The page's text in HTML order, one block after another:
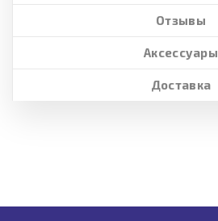
Отзывы
Аксессуары
Доставка